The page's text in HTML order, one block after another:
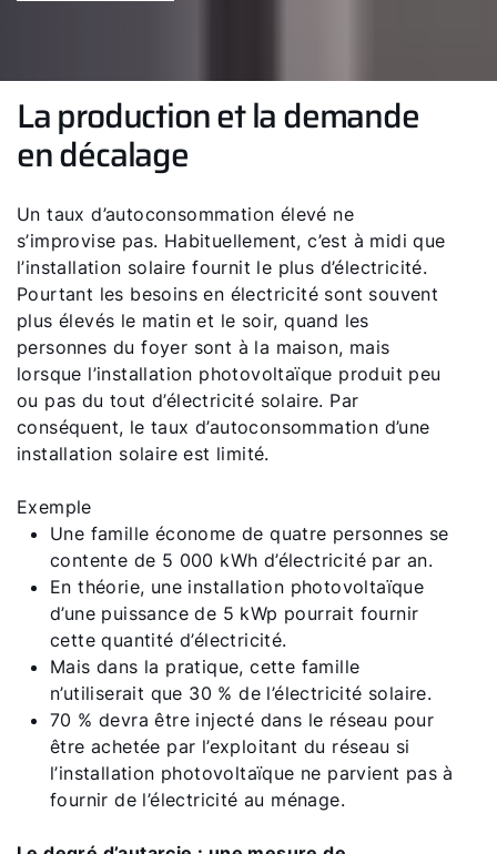
La production et la demande
en décalage
Un taux d’autoconsommation élevé ne
s’improvise pas. Habituellement, c’est à midi que
l’installation solaire fournit le plus d’électricité.
Pourtant les besoins en électricité sont souvent
plus élevés le matin et le soir, quand les
personnes du foyer sont à la maison, mais
lorsque l’installation photovoltaïque produit peu
ou pas du tout d’électricité solaire. Par
conséquent, le taux d’autoconsommation d’une
installation solaire est limité.
Exemple
Une famille économe de quatre personnes se
contente de 5 000 kWh d’électricité par an.
En théorie, une installation photovoltaïque
d’une puissance de 5 kWp pourrait fournir
cette quantité d’électricité.
Mais dans la pratique, cette famille
n’utiliserait que 30 % de l’électricité solaire.
70 % devra être injecté dans le réseau pour
être achetée par l’exploitant du réseau si
l’installation photovoltaïque ne parvient pas à
fournir de l’électricité au ménage.
Trouver un chauffagiste
Enregistrement garantie